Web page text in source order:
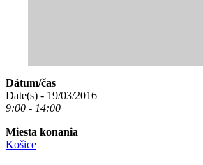
Dátum/čas
Date(s) - 19/03/2016
9:00 - 14:00
Miesta konania
Košice